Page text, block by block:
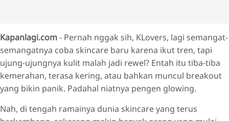
Kapanlagi.com- Pernah nggak sih, KLovers, lagi semangat-
semangatnya coba skincare baru karena ikut tren, tapi
ujung-ujungnya kulit malah jadi rewel? Entah itu tiba-tiba
kemerahan, terasa kering, atau bahkan muncul breakout
yang bikin panik. Padahal niatnya pengen glowing.
Nah, di tengah ramainya dunia skincare yang terus